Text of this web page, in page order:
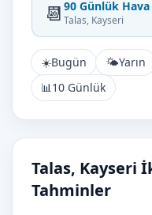
📆 90 Günlük
Talas, Kayseri
☀️Bugün 🌤️Yarın
📊10 Günlük
Talas, Kayseri
Tahminler